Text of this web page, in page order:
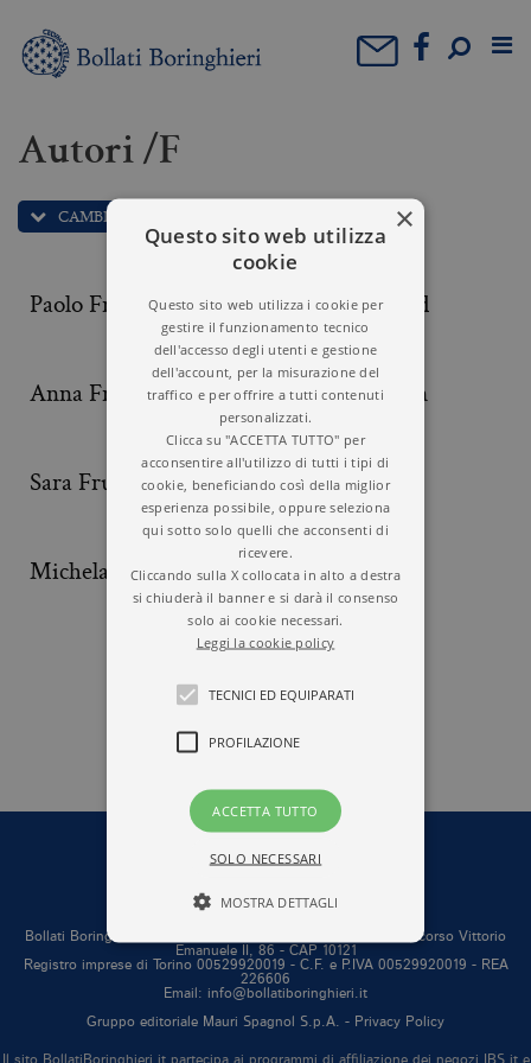
Autori /F
CAMBIA LETTERA: F
Paolo Freguglia Sigmund Freud
Anna Freud Yona Friedman
Sara Fruner Hannah Fry
Michela Fusaschi
1 2 3 4 5 6
Bollati Boringhieri editore S.r.l. a socio unico Sede in Torino, corso Vittorio
Emanuele II, 86 - CAP 10121
Registro imprese di Torino 00529920019 - C.F. e P.IVA 00529920019 - REA
226606
Email: info@bollatiboringhieri.it
Gruppo editoriale Mauri Spagnol S.p.A. - Privacy Policy
×
Questo sito web utilizza
cookie
Questo sito web utilizza i cookie per
gestire il funzionamento tecnico
dell'accesso degli utenti e gestione
dell'account, per la misurazione del
traffico e per offrire a tutti contenuti
personalizzati.
Clicca su "ACCETTA TUTTO" per
acconsentire all'utilizzo di tutti i tipi di
cookie, beneficiando così della miglior
esperienza possibile, oppure seleziona
qui sotto solo quelli che acconsenti di
ricevere.
Cliccando sulla X collocata in alto a destra
si chiuderà il banner e si darà il consenso
solo ai cookie necessari.
Leggi la cookie policy
TECNICI ED EQUIPARATI
PROFILAZIONE
ACCETTA TUTTO
SOLO NECESSARI
MOSTRA DETTAGLI
Tecnici ed equiparati
Profilazione